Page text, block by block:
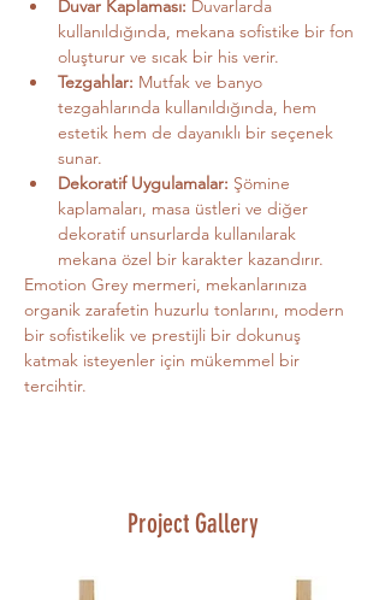
Duvar Kaplaması: Duvarlarda
kullanıldığında, mekana sofistike bir fon
oluşturur ve sıcak bir his verir.
Tezgahlar: Mutfak ve banyo
tezgahlarında kullanıldığında, hem
estetik hem de dayanıklı bir seçenek
sunar.
Dekoratif Uygulamalar: Şömine
kaplamaları, masa üstleri ve diğer
dekoratif unsurlarda kullanılarak
mekana özel bir karakter kazandırır.
Emotion Grey mermeri, mekanlarınıza
organik zarafetin huzurlu tonlarını, modern
bir sofistikelik ve prestijli bir dokunuş
katmak isteyenler için mükemmel bir
tercihtir.
Project Gallery